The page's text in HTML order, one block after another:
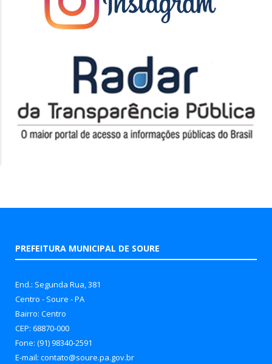
PREFEITURA MUNICIPAL DE SOURE
End.: Segunda Rua, 381
Centro - Soure - PA
Bairro: Centro
CEP: 68870-000
Fone: (91) 98340-2591
E-mail: contato@soure.pa.gov.br